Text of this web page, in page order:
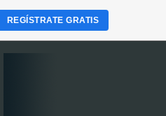
REGÍSTRATE GRATIS